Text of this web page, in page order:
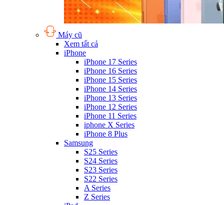
Máy cũ
Xem tất cả
iPhone
iPhone 17 Series
iPhone 16 Series
iPhone 15 Series
iPhone 14 Series
iPhone 13 Series
iPhone 12 Series
iPhone 11 Series
iphone X Series
iPhone 8 Plus
Samsung
S25 Series
S24 Series
S23 Series
S22 Series
A Series
Z Series